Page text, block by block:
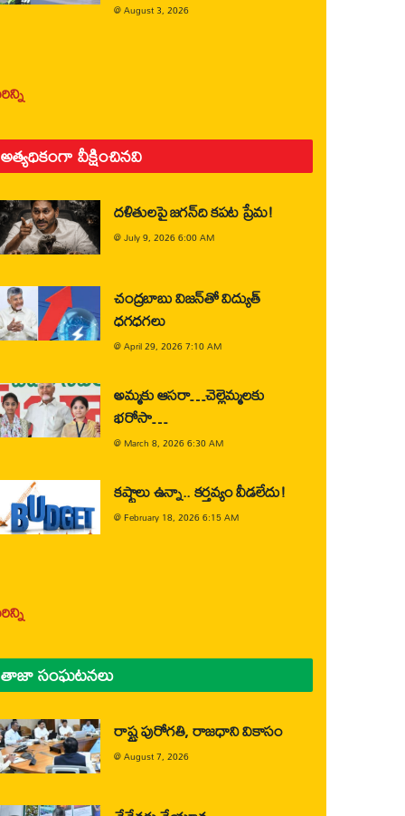
@August 3, 2026
అత్యధికంగా వీక్షించినవి
దళితులపై జగన్‌ది కపట ప్రేమ!
@July 9, 2026 6:00 AM
చంద్రబాబు విజన్‌తో విద్యుత్
ధగధగలు
@April 29, 2026 7:10 AM
అమ్మకు ఆసరా…చెల్లెమ్మలకు
భరోసా…
@ March 8, 2026 6:30 AM
కష్టాలు ఉన్నా.. కర్తవ్యం వీడలేదు!
@February 18, 2026 6:15 AM
తాజా సంఘటనలు
రాష్ట్ర పురోగతి, రాజధాని వికాసం
@August 7, 2026